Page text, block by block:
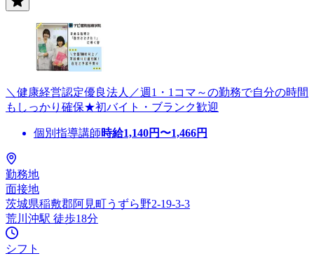
＼健康経営認定優良法人／週1・1コマ～の勤務で自分の時間
もしっかり確保★初バイト・ブランク歓迎
個別指導講師時給1,140円〜1,466円
勤務地
面接地
茨城県稲敷郡阿見町うずら野2-19-3-3
荒川沖駅 徒歩18分
シフト